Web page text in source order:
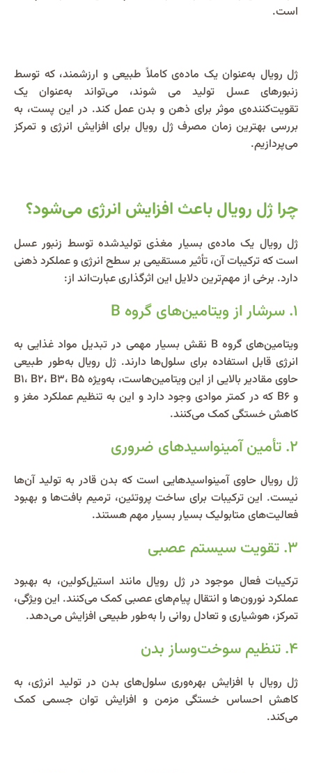
است.
ژل رویال به‌عنوان یک ماده‌ی کاملاً طبیعی و ارزشمند، که توسط
زنبورهای عسل تولید می شوند، می‌تواند به‌عنوان یک
تقویت‌کننده‌ی موثر برای ذهن و بدن عمل کند. در این پست، به
بررسی بهترین زمان مصرف ژل رویال برای افزایش انرژی و تمرکز
می‌پردازیم.
چرا ژل رویال باعث افزایش انرژی می‌شود؟
ژل رویال یک ماده‌ی بسیار مغذی تولیدشده توسط زنبور عسل
است که ترکیبات آن، تأثیر مستقیمی بر سطح انرژی و عملکرد ذهنی
دارد. برخی از مهم‌ترین دلایل این اثرگذاری عبارت‌اند از:
۱. سرشار از ویتامین‌های گروه B
ویتامین‌های گروه B نقش بسیار مهمی در تبدیل مواد غذایی به
انرژی قابل استفاده برای سلول‌ها دارند. ژل رویال به‌طور طبیعی
حاوی مقادیر بالایی از این ویتامین‌هاست، به‌ویژه B1، B2، B3، B5
و B6 که در کمتر موادی وجود دارد و این به تنظیم عملکرد مغز و
کاهش خستگی کمک می‌کنند.
۲. تأمین آمینواسیدهای ضروری
ژل رویال حاوی آمینواسیدهایی است که بدن قادر به تولید آن‌ها
نیست. این ترکیبات برای ساخت پروتئین، ترمیم بافت‌ها و بهبود
فعالیت‌های متابولیک بسیار بسیار مهم هستند.
۳. تقویت سیستم عصبی
ترکیبات فعال موجود در ژل رویال مانند استیل‌کولین، به بهبود
عملکرد نورون‌ها و انتقال پیام‌های عصبی کمک می‌کنند. این ویژگی،
تمرکز، هوشیاری و تعادل روانی را به‌طور طبیعی افزایش می‌دهد.
۴. تنظیم سوخت‌وساز بدن
ژل رویال با افزایش بهره‌وری سلول‌های بدن در تولید انرژی، به
کاهش احساس خستگی مزمن و افزایش توان جسمی کمک
می‌کند.